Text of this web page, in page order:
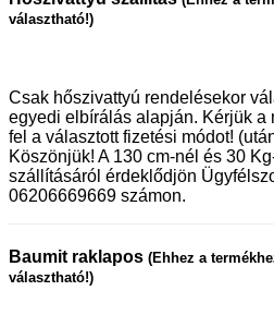
választható!)
Csak hőszivattyú rendelésekor
egyedi elbírálás alapján. Kérjük a
fel a választott fizetési módot!
Köszönjük! A 130 cm-nél és 30
szállításáról érdeklődjön
06206669669 számon.
Baumit raklapos (Ehhez a
választható!)